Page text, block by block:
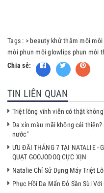
Tags : > beauty khử thâm môi môi
môi phun môi glowlips phun môi
Chia sẻ:
TIN LIÊN QUAN
Triệt lông vĩnh viễn có thật
Da xỉn màu mãi không cải
nước"
ƯU ĐÃI THÁNG 7 TẠI NATALIE -
QUẠT GOOJODOQ CỰC XỊN
Natalie Chỉ Sử Dụng Máy Triệt
Phục Hồi Da Mẩn Đỏ Sần Sùi Với